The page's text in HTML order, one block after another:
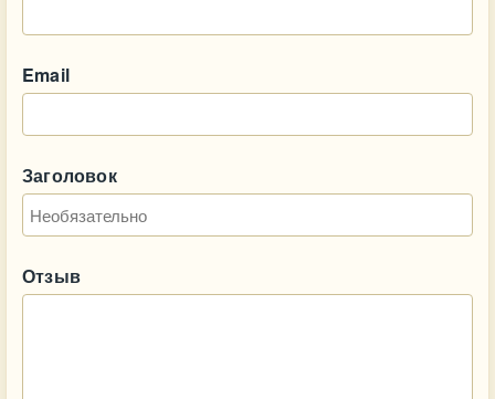
Email
Заголовок
Отзыв